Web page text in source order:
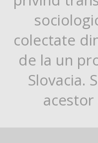
colectate
de la un
Slovacia.